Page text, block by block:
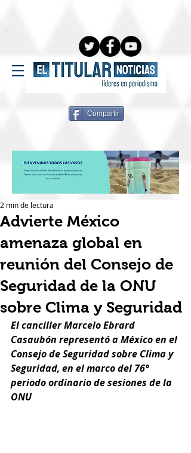
Compartir
Advierte México
amenaza global en
reunión del Consejo de
Seguridad de la ONU
sobre Clima y Seguridad
2 min de lectura
El canciller Marcelo Ebrard
Casaubón representó a México en el
Consejo de Seguridad sobre Clima y
Seguridad, en el marco del 76°
periodo ordinario de sesiones de la
ONU